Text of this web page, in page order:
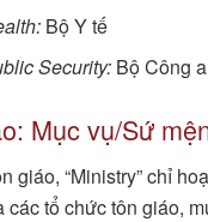
Bộ Y tế
Security: Bộ Công
Mục vụ/Sứ
giáo, “Ministry” chỉ
các tổ chức tôn giáo,